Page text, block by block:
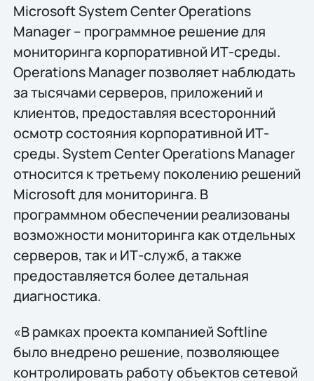
Microsoft System Center Operations
Manager – программное решение для
мониторинга корпоративной ИТ-среды.
Operations Manager позволяет наблюдать
за тысячами серверов, приложений и
клиентов, предоставляя всесторонний
осмотр состояния корпоративной ИТ-
среды. System Center Operations Manager
относится к третьему поколению решений
Microsoft для мониторинга. В
программном обеспечении реализованы
возможности мониторинга как отдельных
серверов, так и ИТ-служб, а также
предоставляется более детальная
диагностика.
«В рамках проекта компанией Softline
было внедрено решение, позволяющее
контролировать работу объектов сетевой